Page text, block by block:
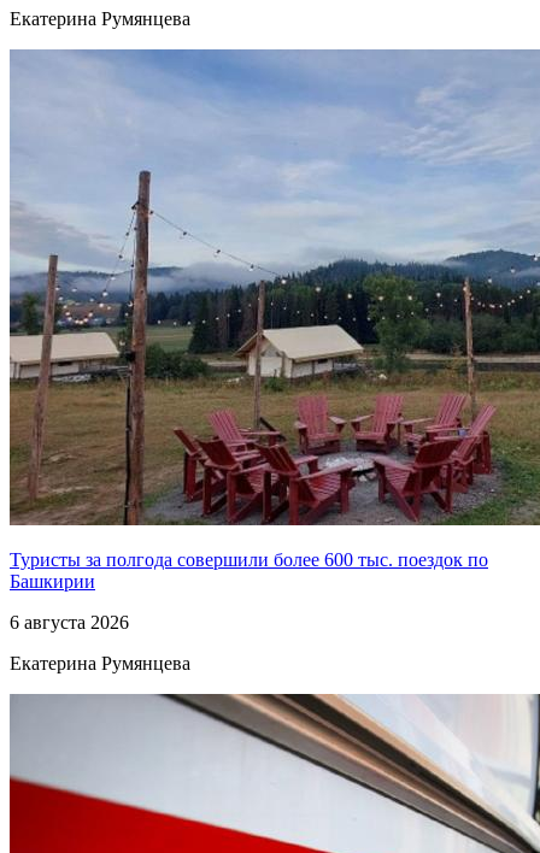
Екатерина Румянцева
Туристы за полгода совершили более 600 тыс. поездок по
Башкирии
6 августа 2026
Екатерина Румянцева